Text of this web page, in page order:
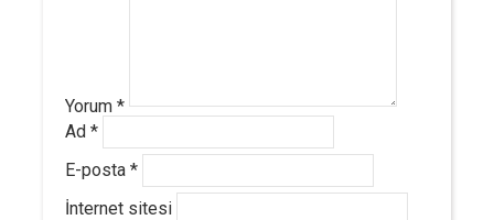
Yorum *
Ad *
E-posta *
İnternet sitesi